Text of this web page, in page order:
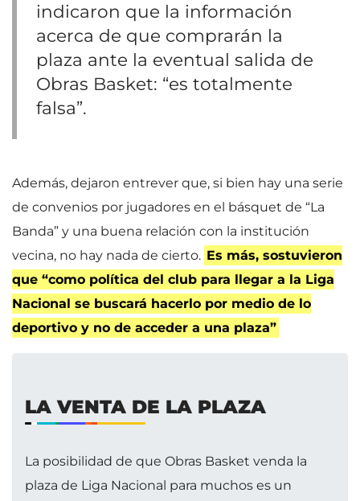
indicaron que la información
acerca de que comprarán la
plaza ante la eventual salida de
Obras Basket: “es totalmente
falsa”.
Además, dejaron entrever que, si bien hay una serie
de convenios por jugadores en el básquet de “La
Banda” y una buena relación con la institución
vecina, no hay nada de cierto. Es más, sostuvieron
que “como política del club para llegar a la Liga
Nacional se buscará hacerlo por medio de lo
deportivo y no de acceder a una plaza”
LA VENTA DE LA PLAZA
La posibilidad de que Obras Basket venda la
plaza de Liga Nacional para muchos es un